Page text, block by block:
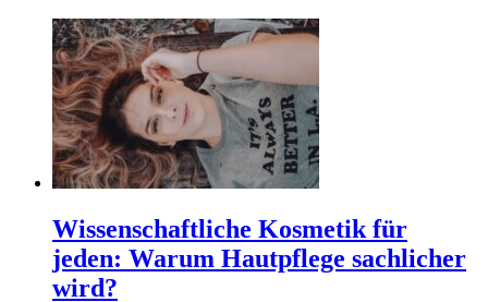
Wissenschaftliche Kosmetik für
jeden: Warum Hautpflege sachlicher
wird?